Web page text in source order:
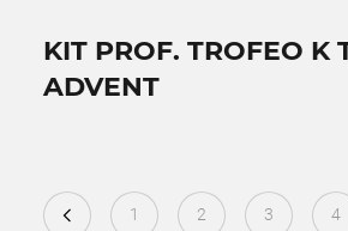
KIT PROF. TROFEO K
ADVENT
1 2 3 4